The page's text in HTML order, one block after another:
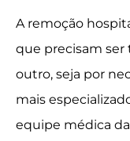
A remoção
que precisam ser
outro, seja por
mais
equipe médica